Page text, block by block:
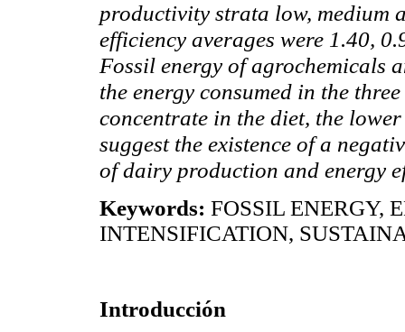
productivity strata low, medium
efficiency averages were 1.40,
Fossil energy of agrochemicals
the energy consumed in the
concentrate in the diet, the
suggest the existence of a
of dairy production and energy
Keywords: FOSSIL ENERGY,
INTENSIFICATION,
Introducción